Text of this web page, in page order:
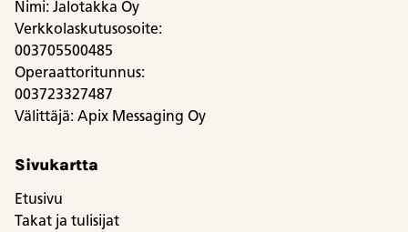
Nimi: Jalotakka Oy
Verkkolaskutusosoite:
003705500485
Operaattoritunnus:
003723327487
Välittäjä: Apix Messaging Oy
Sivukartta
Etusivu
Takat ja tulisijat